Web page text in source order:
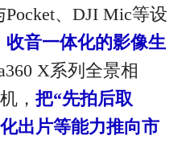
、DJI Mic等设
收音一体化的影像生
X系列全景相
，把“先拍后取
出片等能力推向市